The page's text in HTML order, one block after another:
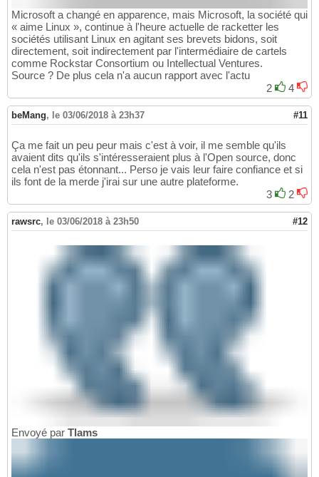
Microsoft a changé en apparence, mais Microsoft, la société qui
« aime Linux », continue à l'heure actuelle de racketter les
sociétés utilisant Linux en agitant ses brevets bidons, soit
directement, soit indirectement par l'intermédiaire de cartels
comme Rockstar Consortium ou Intellectual Ventures.
Source ? De plus cela n'a aucun rapport avec l'actu
2
4
beMang, le 03/06/2018 à 23h37 #11
Ça me fait un peu peur mais c'est à voir, il me semble qu'ils
avaient dits qu'ils s'intéresseraient plus à l'Open source, donc
cela n'est pas étonnant... Perso je vais leur faire confiance et si
ils font de la merde j'irai sur une autre plateforme.
3
2
rawsrc, le 03/06/2018 à 23h50 #12
Envoyé par Tlams